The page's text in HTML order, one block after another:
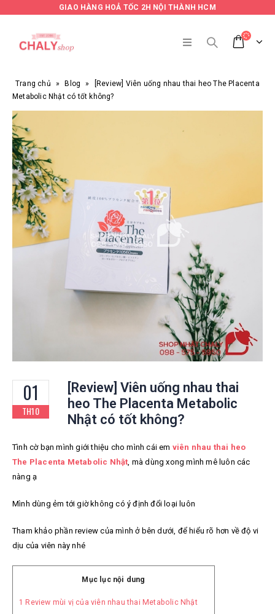
GIAO HÀNG HOẢ TỐC 2H NỘI THÀNH HCM
Trang chủ » Blog »
[Review] Viên uống nhau thai heo The Placenta
Metabolic Nhật có tốt không?
01
TH10
[Review] Viên uống nhau thai
heo The Placenta Metabolic
Nhật có tốt không?
Tình cờ bạn mình giới thiệu cho mình cái em viên nhau thai heo
The Placenta Metabolic Nhật, mà dùng xong mình mê luôn các
nàng ạ
Mình dùng ẻm tới giờ không có ý định đổi loại luôn
Tham khảo phần review của mình ở bên dưới, để hiểu rõ hơn về độ vi
dịu của viên này nhé
Mục lục nội dung
1 Review mùi vị của viên nhau thai Metabolic Nhật